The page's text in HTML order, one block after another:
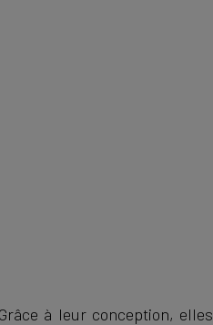
à leur conception, elles